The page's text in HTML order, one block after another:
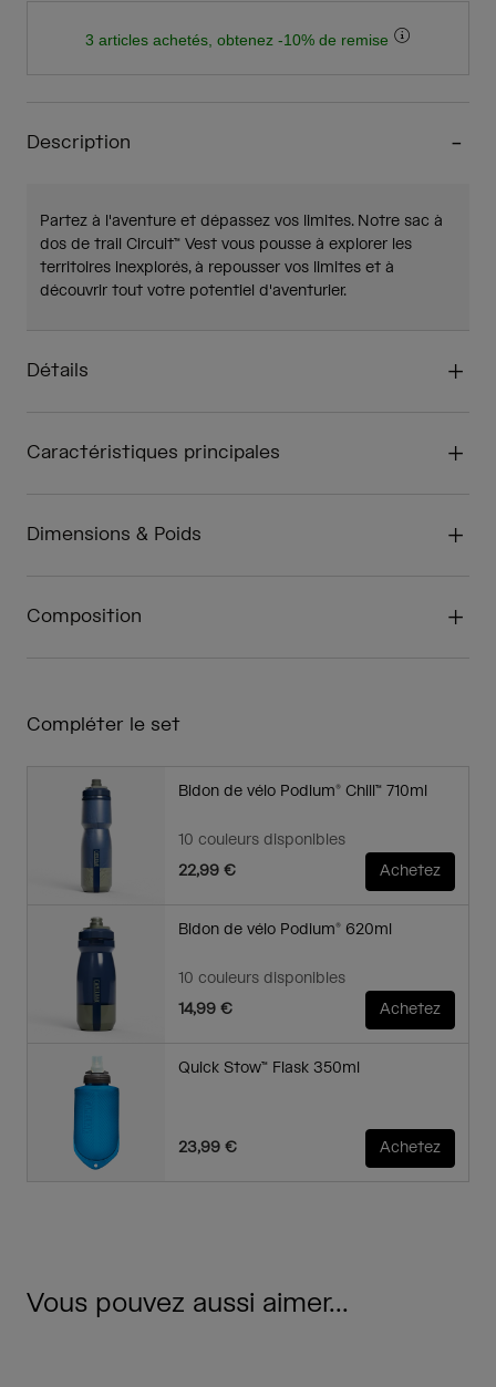
3 articles achetés, obtenez -10% de remise
Description
Partez à l'aventure et dépassez vos limites. Notre sac à
dos de trail Circuit™ Vest vous pousse à explorer les
territoires inexplorés, à repousser vos limites et à
découvrir tout votre potentiel d'aventurier.
Détails
Caractéristiques principales
Dimensions & Poids
Composition
Compléter le set
Bidon de vélo Podium® Chill™ 710ml
10 couleurs disponibles
22,99 €
Achetez
Bidon de vélo Podium® 620ml
10 couleurs disponibles
14,99 €
Achetez
Quick Stow™ Flask 350ml
23,99 € Achetez
Vous pouvez aussi aimer...